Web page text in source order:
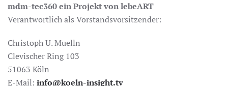
mdm-tec360 ein Projekt von lebeART
Verantwortlich als Vorstandsvorsitzender:
Christoph U. Muelln
Clevischer Ring 103
51063 Köln
E-Mail: info@koeln-insight.tv